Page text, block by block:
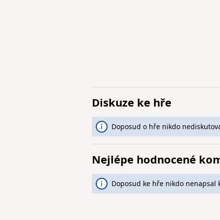
Diskuze ke hře
Doposud o hře nikdo
Nejlépe hodnocené
Doposud ke hře nikdo nenapsal